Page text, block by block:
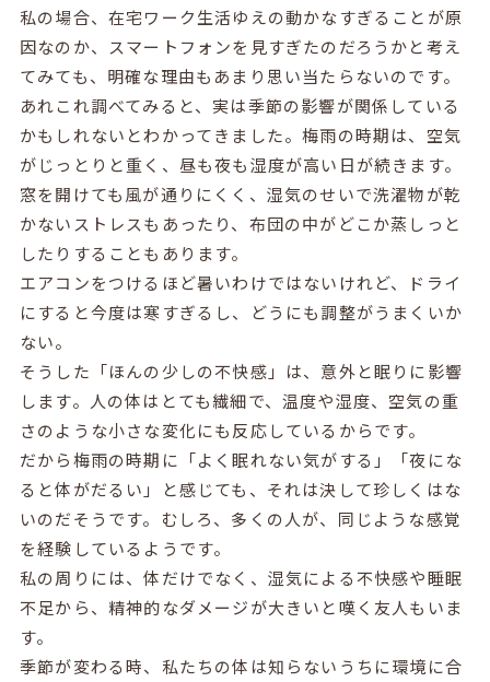
私の場合、在宅ワーク生活ゆえの動かなすぎることが原
因なのか、スマートフォンを見すぎたのだろうかと考え
てみても、明確な理由もあまり思い当たらないのです。
あれこれ調べてみると、実は季節の影響が関係している
かもしれないとわかってきました。梅雨の時期は、空気
がじっとりと重く、昼も夜も湿度が高い日が続きます。
窓を開けても風が通りにくく、湿気のせいで洗濯物が乾
かないストレスもあったり、布団の中がどこか蒸しっと
したりすることもあります。
エアコンをつけるほど暑いわけではないけれど、ドライ
にすると今度は寒すぎるし、どうにも調整がうまくいか
ない。
そうした「ほんの少しの不快感」は、意外と眠りに影響
します。人の体はとても繊細で、温度や湿度、空気の重
さのような小さな変化にも反応しているからです。
だから梅雨の時期に「よく眠れない気がする」「夜にな
ると体がだるい」と感じても、それは決して珍しくはな
いのだそうです。むしろ、多くの人が、同じような感覚
を経験しているようです。
私の周りには、体だけでなく、湿気による不快感や睡眠
不足から、精神的なダメージが大きいと嘆く友人もいま
す。
季節が変わる時、私たちの体は知らないうちに環境に合